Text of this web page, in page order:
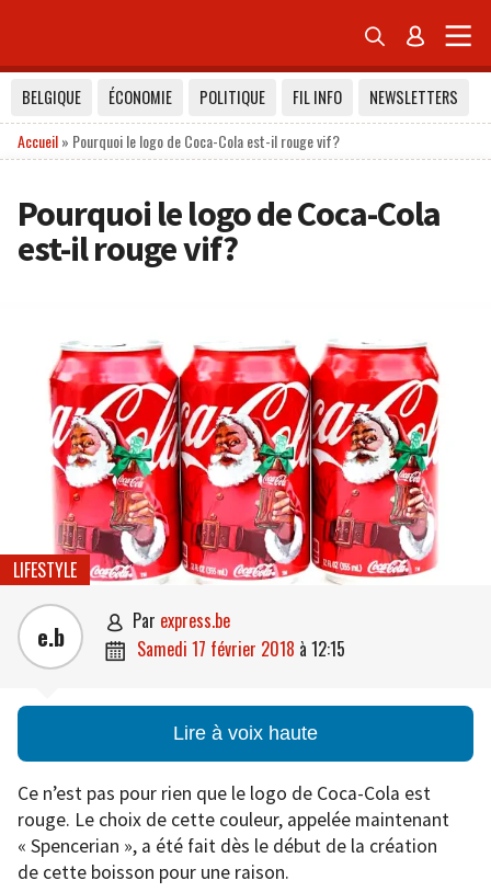
 
BELGIQUE ÉCONOMIE POLITIQUE FIL INFO
NEWSLETTERS
Accueil» Pourquoi le logo de Coca-Cola est-il rouge vif?
Pourquoi le logo de Coca-Cola
est-il rouge vif?
LIFESTYLE
e.b  par express.be
 samedi 17 février 2018 à 12:15
Lire à voix haute
Ce n’est pas pour rien que le logo de Coca-Cola est
rouge. Le choix de cette couleur, appelée maintenant
« Spencerian », a été fait dès le début de la création
de cette boisson pour une raison.